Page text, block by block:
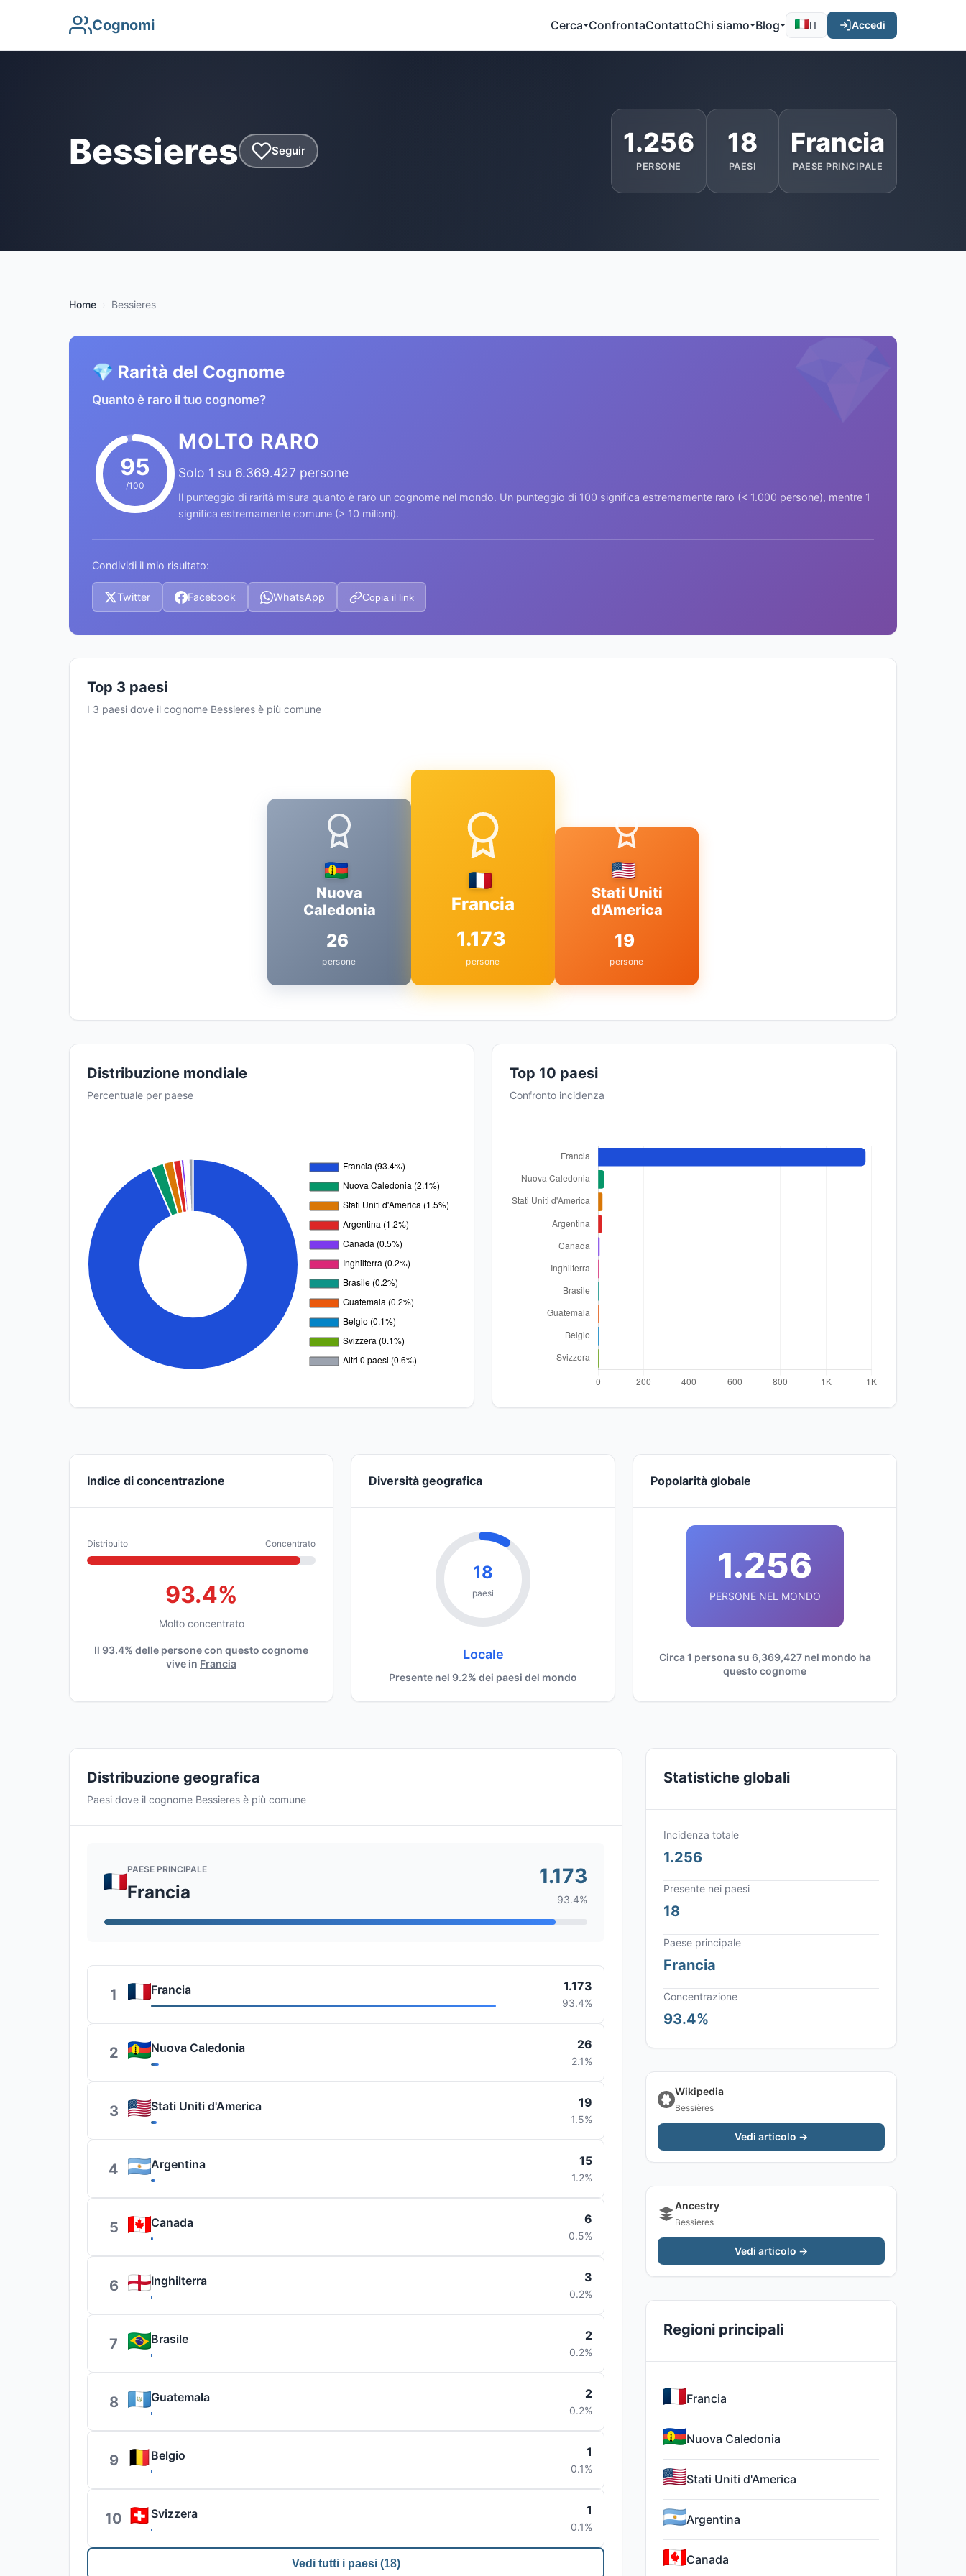
Cognomi Cerca ConfrontaContattoChi siamo Blog IT Accedi
Bessieres Seguir 1.256
PERSONE
18
PAESI
Francia
PAESE PRINCIPALE
Home Bessieres
💎
💎 Rarità del Cognome
Quanto è raro il tuo cognome?
95
/100
MOLTO RARO
Solo 1 su 6.369.427 persone
Il punteggio di rarità misura quanto è raro un cognome nel mondo. Un punteggio di 100 significa estremamente raro (< 1.000 persone), mentre 1
significa estremamente comune (> 10 milioni).
Condividi il mio risultato:
Twitter Facebook WhatsApp Copia il link
Top 3 paesi
I 3 paesi dove il cognome Bessieres è più comune
Nuova
Caledonia
26
persone
Francia
1.173
persone
Stati Uniti
d'America
19
persone
Distribuzione mondiale
Percentuale per paese
Top 10 paesi
Confronto incidenza
Indice di concentrazione
Distribuito Concentrato
93.4%
Molto concentrato
Il 93.4% delle persone con questo cognome
vive in Francia
Diversità geografica
18
paesi
Locale
Presente nel 9.2% dei paesi del mondo
Popolarità globale
1.256
PERSONE NEL MONDO
Circa 1 persona su 6,369,427 nel mondo ha
questo cognome
Distribuzione geografica
Paesi dove il cognome Bessieres è più comune
PAESE PRINCIPALE
Francia
1.173
93.4%
1 Francia 1.173
93.4%
2 Nuova Caledonia 26
2.1%
3 Stati Uniti d'America 19
1.5%
4 Argentina 15
1.2%
5 Canada 6
0.5%
6 Inghilterra 3
0.2%
7 Brasile 2
0.2%
8 Guatemala 2
0.2%
9 Belgio 1
0.1%
10 Svizzera 1
0.1%
Vedi tutti i paesi (18)
Statistiche globali
Incidenza totale
1.256
Presente nei paesi
18
Paese principale
Francia
Concentrazione
93.4%
Wikipedia
Bessières
Vedi articolo →
Ancestry
Bessieres
Vedi articolo →
Regioni principali
Francia
Nuova Caledonia
Stati Uniti d'America
Argentina
Canada